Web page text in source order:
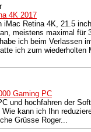
4K 2017
iMac Retina 4K, 21.5
meistens maximal für
ich beim Verlassen
ich zum wiederholten
Gaming PC
und hochfahren der
kann ich Ihn
Grüsse Roger...